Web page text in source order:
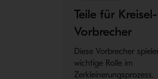
Teile für Kreisel-
Vorbrecher
Diese Vorbrecher
wichtige Rolle im
Zerkleinerungsprozess.